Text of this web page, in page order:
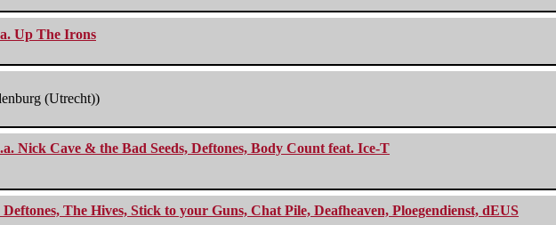
Up The Irons
(Utrecht))
Nick Cave & the Bad Seeds, Deftones, Body Count feat. Ice-T
The Hives, Stick to your Guns, Chat Pile, Deafheaven, Ploegendienst, dEUS